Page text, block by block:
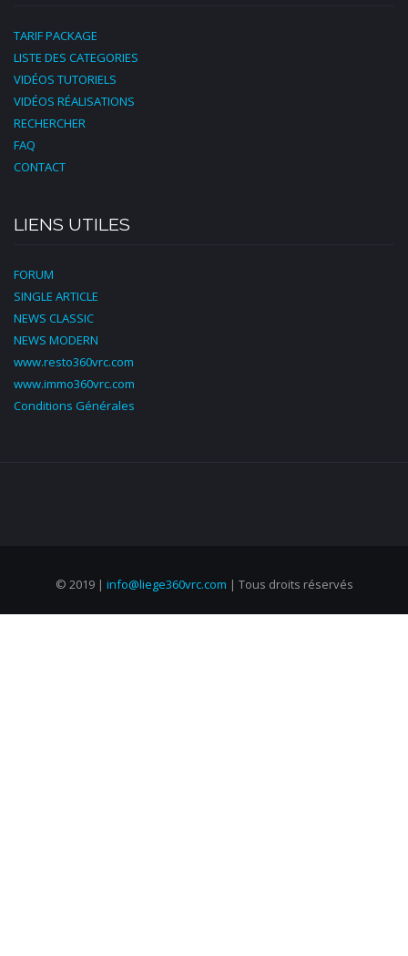
TARIF PACKAGE
LISTE DES CATEGORIES
VIDÉOS TUTORIELS
VIDÉOS RÉALISATIONS
RECHERCHER
FAQ
CONTACT
LIENS UTILES
FORUM
SINGLE ARTICLE
NEWS CLASSIC
NEWS MODERN
www.resto360vrc.com
www.immo360vrc.com
Conditions Générales
© 2019 | info@liege360vrc.com | Tous droits réservés